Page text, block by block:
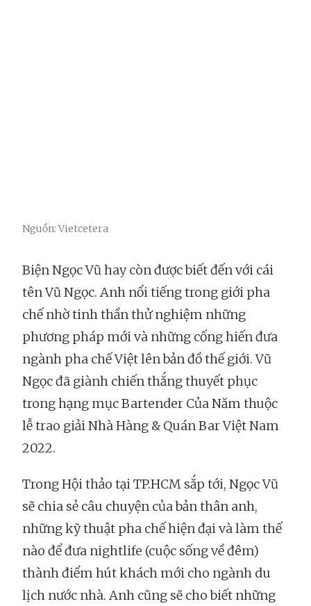
Nguồn: Vietcetera
Biện Ngọc Vũ hay còn được biết đến với cái
tên Vũ Ngọc. Anh nổi tiếng trong giới pha
chế nhờ tinh thần thử nghiệm những
phương pháp mới và những cống hiến đưa
ngành pha chế Việt lên bản đồ thế giới. Vũ
Ngọc đã giành chiến thắng thuyết phục
trong hạng mục Bartender Của Năm thuộc
lễ trao giải Nhà Hàng & Quán Bar Việt Nam
2022.
Trong Hội thảo tại TP.HCM sắp tới, Ngọc Vũ
sẽ chia sẻ câu chuyện của bản thân anh,
những kỹ thuật pha chế hiện đại và làm thế
nào để đưa nightlife (cuộc sống về đêm)
thành điểm hút khách mới cho ngành du
lịch nước nhà. Anh cũng sẽ cho biết những